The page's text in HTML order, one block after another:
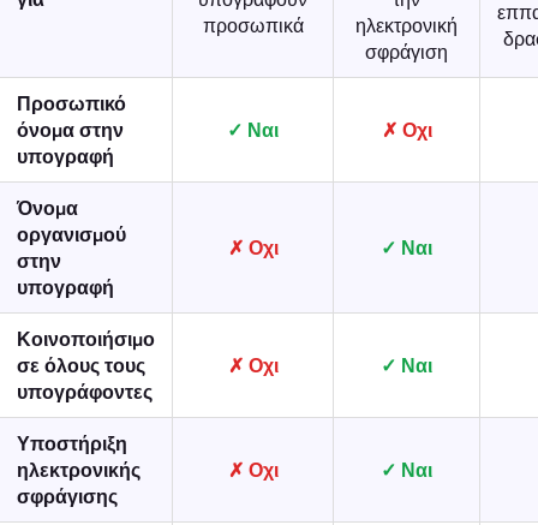
προσωπικά
ηλεκτρονική
σφράγιση
Προσωπικό
όνομα στην
υπογραφή
Ναι Οχι
Όνομα
οργανισμού
στην
υπογραφή
Οχι Ναι
Κοινοποιήσιμο
σε όλους τους
υπογράφοντες
Οχι Ναι
Υποστήριξη
ηλεκτρονικής
σφράγισης
Οχι Ναι